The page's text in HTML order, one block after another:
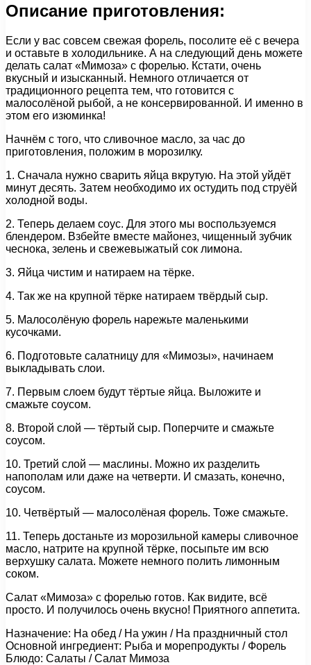
Описание приготовления:
Если у вас совсем свежая форель, посолите её с вечера
и оставьте в холодильнике. А на следующий день можете
делать салат «Мимоза» с форелью. Кстати, очень
вкусный и изысканный. Немного отличается от
традиционного рецепта тем, что готовится с
малосолёной рыбой, а не консервированной. И именно в
этом его изюминка!
Начнём с того, что сливочное масло, за час до
приготовления, положим в морозилку.
1. Сначала нужно сварить яйца вкрутую. На этой уйдёт
минут десять. Затем необходимо их остудить под струёй
холодной воды.
2. Теперь делаем соус. Для этого мы воспользуемся
блендером. Взбейте вместе майонез, чищенный зубчик
чеснока, зелень и свежевыжатый сок лимона.
3. Яйца чистим и натираем на тёрке.
4. Так же на крупной тёрке натираем твёрдый сыр.
5. Малосолёную форель нарежьте маленькими
кусочками.
6. Подготовьте салатницу для «Мимозы», начинаем
выкладывать слои.
7. Первым слоем будут тёртые яйца. Выложите и
смажьте соусом.
8. Второй слой — тёртый сыр. Поперчите и смажьте
соусом.
10. Третий слой — маслины. Можно их разделить
напополам или даже на четверти. И смазать, конечно,
соусом.
10. Четвёртый — малосолёная форель. Тоже смажьте.
11. Теперь достаньте из морозильной камеры сливочное
масло, натрите на крупной тёрке, посыпьте им всю
верхушку салата. Можете немного полить лимонным
соком.
Салат «Мимоза» с форелью готов. Как видите, всё
просто. И получилось очень вкусно! Приятного аппетита.
Назначение: На обед / На ужин / На праздничный стол
Основной ингредиент: Рыба и морепродукты / Форель
Блюдо: Салаты / Салат Мимоза